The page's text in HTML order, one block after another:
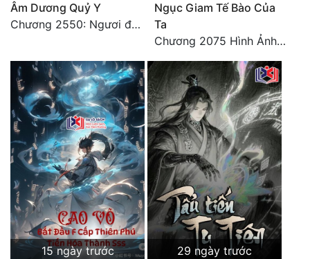
Âm Dương Quỷ Y
Chương 2550: Ngươi đoán xem
Ngục Giam Tế Bào Của
Ta
Chương 2075 Hình Ảnh Màu Xám
15 ngày trước
29 ngày trước